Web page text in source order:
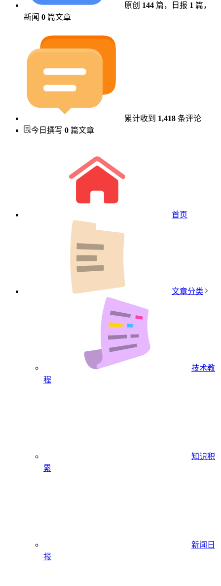
原创 144 篇， 日报 1 篇，
新闻 0 篇文章
累计收到 1,418 条评论
今日撰写 0 篇文章
首页
文章分类
技术教
程
知识积
累
新闻日
报